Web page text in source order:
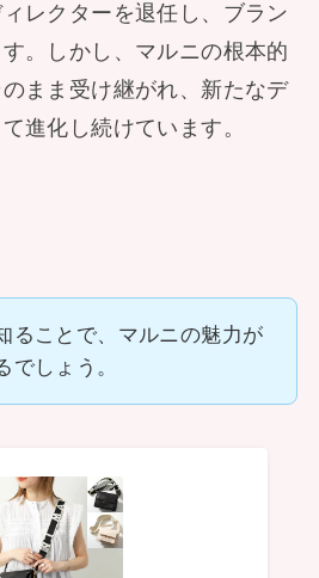
レクターを退任し、ブラン
。しかし、マルニの根本的
まま受け継がれ、新たなデ
進化し続けています。
ることで、マルニの魅力が
でしょう。